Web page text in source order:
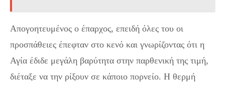
Απογοητευμένος ο έπαρχος, επειδή όλες του οι
προσπάθειες έπεφταν στο κενό και γνωρίζοντας ότι η
Αγία έδιδε μεγάλη βαρύτητα στην παρθενική της τιμή,
διέταξε να την ρίξουν σε κάποιο πορνείο. Η θερμή